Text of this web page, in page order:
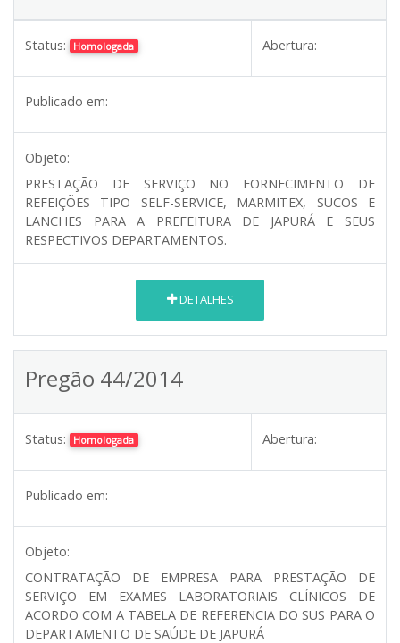
Status: Homologada Abertura:
Publicado em:
Objeto:
PRESTAÇÃO DE SERVIÇO NO FORNECIMENTO DE
REFEIÇÕES TIPO SELF-SERVICE, MARMITEX, SUCOS E
LANCHES PARA A PREFEITURA DE JAPURÁ E SEUS
RESPECTIVOS DEPARTAMENTOS.
DETALHES
Pregão 44/2014
Status: Homologada Abertura:
Publicado em:
Objeto:
CONTRATAÇÃO DE EMPRESA PARA PRESTAÇÃO DE
SERVIÇO EM EXAMES LABORATORIAIS CLÍNICOS DE
ACORDO COM A TABELA DE REFERENCIA DO SUS PARA O
DEPARTAMENTO DE SAÚDE DE JAPURÁ